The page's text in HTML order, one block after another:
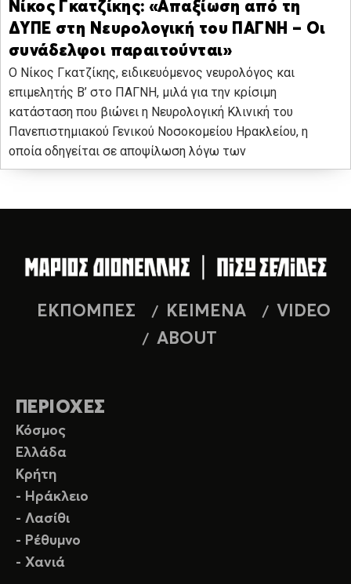
Νίκος Γκατζίκης: «Απαξίωση από τη
ΔΥΠΕ στη Νευρολογική του ΠΑΓΝΗ – Οι
συνάδελφοι παραιτούνται»
Ο Νίκος Γκατζίκης, ειδικευόμενος νευρολόγος και
επιμελητής Β’ στο ΠΑΓΝΗ, μιλά για την κρίσιμη
κατάσταση που βιώνει η Νευρολογική Κλινική του
Πανεπιστημιακού Γενικού Νοσοκομείου Ηρακλείου, η
οποία οδηγείται σε αποψίλωση λόγω των
ΕΚΠΟΜΠΕΣ ΚΕΙΜΕΝΑ
VIDEO
ABOUT
ΠΕΡΙΟΧΕΣ
Κόσμος
Ελλάδα
Κρήτη
- Ηράκλειο
- Λασίθι
- Ρέθυμνο
- Χανιά